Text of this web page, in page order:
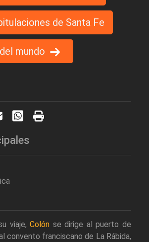
de Santa Fe
mundo
viaje,Colón se dirige al puerto de
convento franciscano de La Rábida,